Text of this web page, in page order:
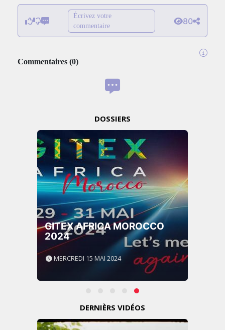
Écrivez votre
commentaire
80
Commentaires (0)
DOSSIERS
GITEX AFRICA MOROCCO
2024
MERCREDI 15 MAI 2024
DERNIÈRS VIDÉOS